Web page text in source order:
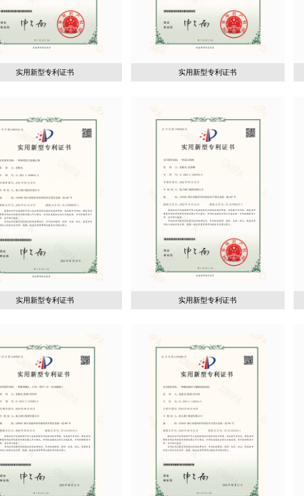
实用新型专利证书 实用新型专利证书
实用新型专利证书 实用新型专利证书